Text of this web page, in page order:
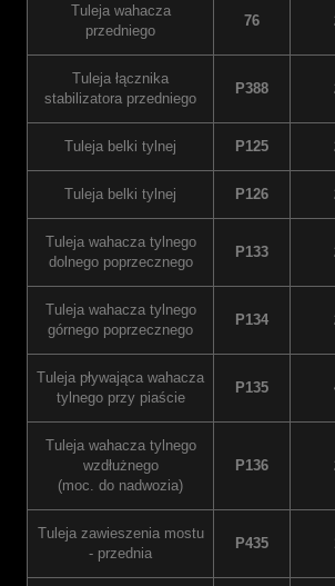
Tuleja wahacza
przedniego
76
Tuleja łącznika
stabilizatora przedniego
P388
Tuleja belki tylnej P125
Tuleja belki tylnej P126
Tuleja wahacza tylnego
dolnego poprzecznego
P133
Tuleja wahacza tylnego
górnego poprzecznego
P134
Tuleja pływająca wahacza
tylnego przy piaście
P135
Tuleja wahacza tylnego
wzdłużnego
(moc. do nadwozia)
P136
Tuleja zawieszenia mostu
- przednia
P435